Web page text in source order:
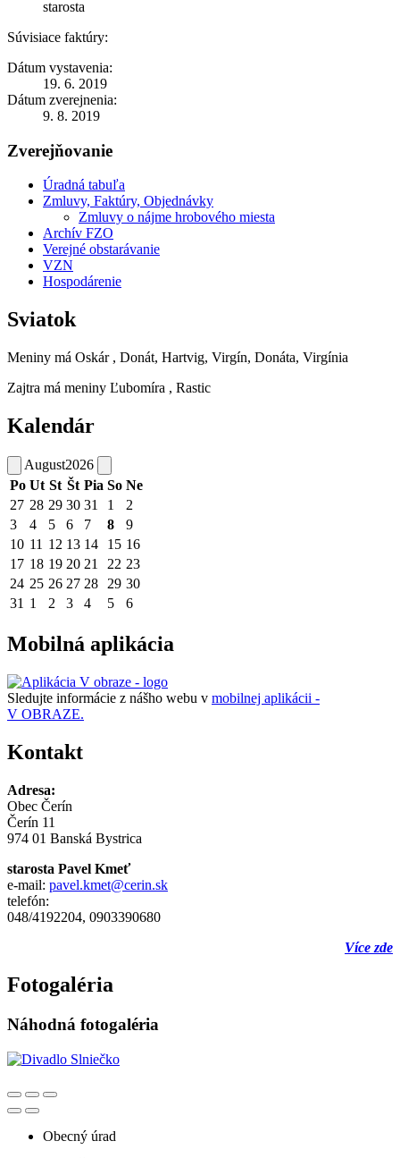
starosta
Súvisiace faktúry:
Dátum vystavenia:
19. 6. 2019
Dátum zverejnenia:
9. 8. 2019
Zverejňovanie
Úradná tabuľa
Zmluvy, Faktúry, Objednávky
Zmluvy o nájme hrobového miesta
Archív FZO
Verejné obstarávanie
VZN
Hospodárenie
Sviatok
Meniny má Oskár , Donát, Hartvig, Virgín, Donáta, Virgínia
Zajtra má meniny Ľubomíra , Rastic
Kalendár
August2026
Po Ut St Št Pia So Ne
27 28 29 30 31 1
2
3
4 5 6 7 8
9
10 11 12 13 14 15 16
17 18 19 20 21 22 23
24 25 26 27 28 29 30
31 1 2 3 4 5 6
Mobilná aplikácia
Sledujte informácie z nášho webu v mobilnej aplikácii -
V OBRAZE.
Kontakt
Adresa:
Obec Čerín
Čerín 11
974 01 Banská Bystrica
starosta Pavel Kmeť
e-mail: pavel.kmet@cerin.sk
telefón:
048/4192204, 0903390680
Více zde
Fotogaléria
Náhodná fotogaléria
Obecný úrad